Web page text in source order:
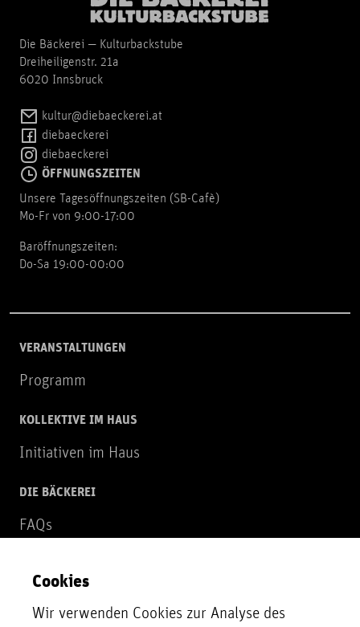
Die Bäckerei — Kulturbackstube
Dreiheiligenstr. 21a
6020 Innsbruck
kultur@diebaeckerei.at
diebaeckerei
diebaeckerei
ÖFFNUNGSZEITEN
Unsere Tagesöffnungszeiten (SB-Cafè)
Mo-Fr von 9:00-17:00
Baröffnungszeiten:
Do-Sa 19:00-00:00
VERANSTALTUNGEN
Programm
KOLLEKTIVE IM HAUS
Initiativen im Haus
DIE BÄCKEREI
FAQs
NEWSLETTER
Zur Newsletter Anmeldung
Cookies
Wir verwenden Cookies zur Analyse des